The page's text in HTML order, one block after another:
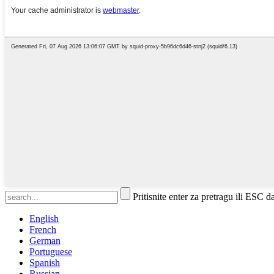
Pritisnite enter za pretragu ili ESC
English
French
German
Portuguese
Spanish